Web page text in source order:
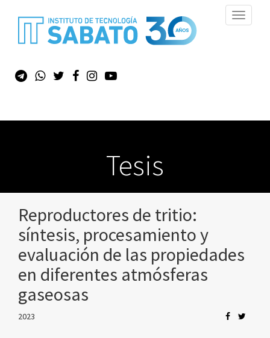
Toggle
Tesis
Reproductores de tritio:
síntesis, procesamiento y
evaluación de las propiedades
en diferentes atmósferas
gaseosas
2023